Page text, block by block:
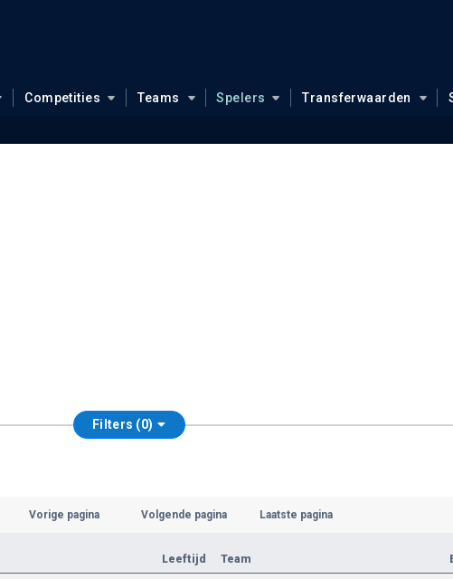
Competities Teams Spelers Transferwaarden
Filters (0)
Vorige pagina Volgende pagina Laatste pagina
Leeftijd Team